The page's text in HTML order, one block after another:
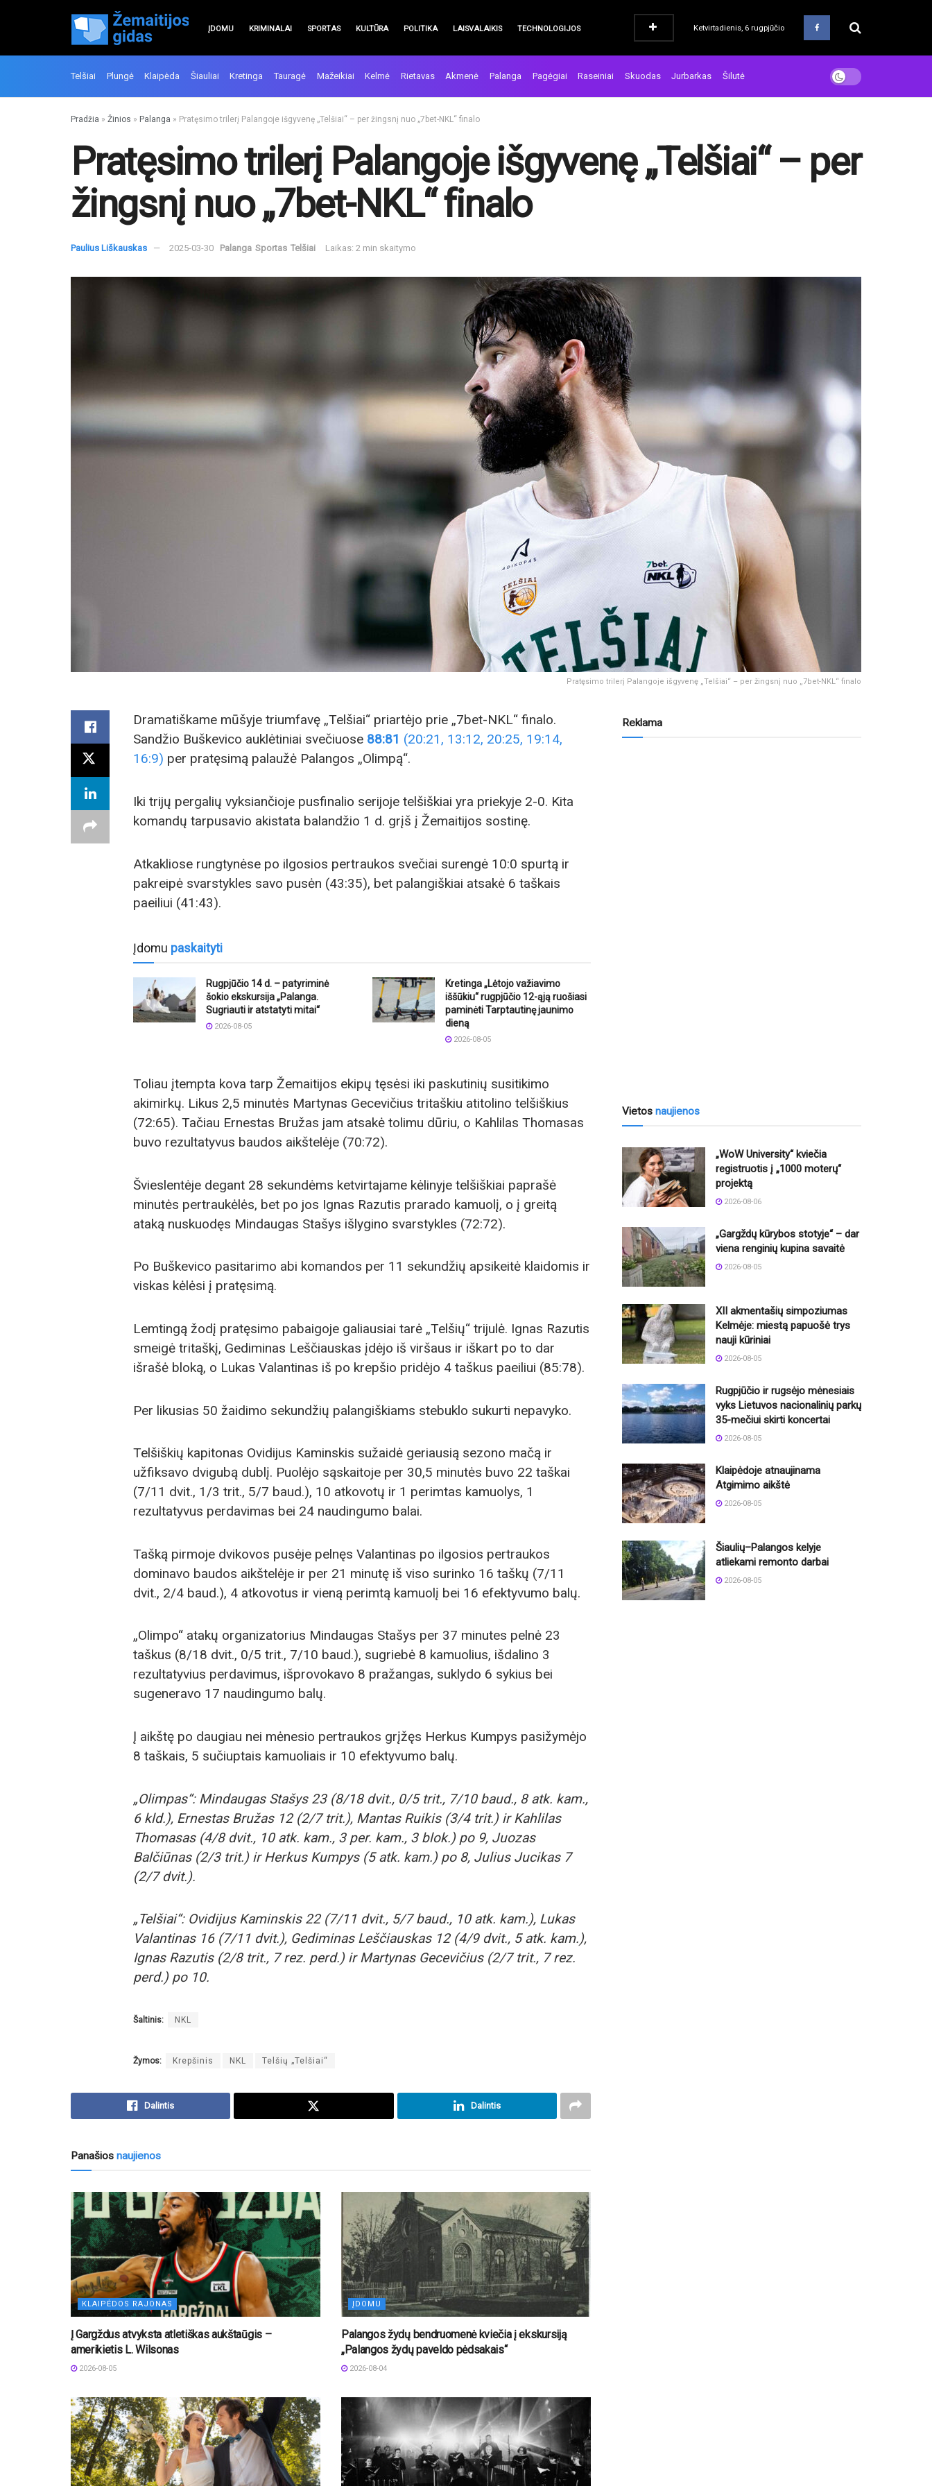
ĮDOMU KRIMINALAI SPORTAS KULTŪRA POLITIKA LAISVALAIKIS TECHNOLOGIJOS Ketvirtadienis, 6 rugpjūčio
Telšiai Plungė Klaipėda Šiauliai Kretinga Tauragė Mažeikiai Kelmė Rietavas Akmenė Palanga Pagėgiai Raseiniai Skuodas Jurbarkas Šilutė
Pradžia » Žinios » Palanga » Pratęsimo trilerį Palangoje išgyvenę „Telšiai“ – per žingsnį nuo „7bet-NKL“ finalo
Pratęsimo trilerį Palangoje išgyvenę „Telšiai“ – per
žingsnį nuo „7bet-NKL“ finalo
Paulius Liškauskas 2025-03-30 Palanga Sportas Telšiai Laikas: 2 min skaitymo
Pratęsimo trilerį Palangoje išgyvenę „Telšiai“ – per žingsnį nuo „7bet-NKL“ finalo
Dramatiškame mūšyje triumfavę „Telšiai“ priartėjo prie „7bet-NKL“ finalo.
Sandžio Buškevico auklėtiniai svečiuose 88:81 (20:21, 13:12, 20:25, 19:14,
16:9) per pratęsimą palaužė Palangos „Olimpą“.
Iki trijų pergalių vyksiančioje pusfinalio serijoje telšiškiai yra priekyje 2-0. Kita
komandų tarpusavio akistata balandžio 1 d. grįš į Žemaitijos sostinę.
Atkakliose rungtynėse po ilgosios pertraukos svečiai surengė 10:0 spurtą ir
pakreipė svarstykles savo pusėn (43:35), bet palangiškiai atsakė 6 taškais
paeiliui (41:43).
Įdomu paskaityti
Rugpjūčio 14 d. – patyriminė
šokio ekskursija „Palanga.
Sugriauti ir atstatyti mitai“
2026-08-05
Kretinga „Lėtojo važiavimo
iššūkiu“ rugpjūčio 12-ąją ruošiasi
paminėti Tarptautinę jaunimo
dieną
2026-08-05
Toliau įtempta kova tarp Žemaitijos ekipų tęsėsi iki paskutinių susitikimo
akimirkų. Likus 2,5 minutės Martynas Gecevičius tritaškiu atitolino telšiškius
(72:65). Tačiau Ernestas Bružas jam atsakė tolimu dūriu, o Kahlilas Thomasas
buvo rezultatyvus baudos aikštelėje (70:72).
Švieslentėje degant 28 sekundėms ketvirtajame kėlinyje telšiškiai paprašė
minutės pertraukėlės, bet po jos Ignas Razutis prarado kamuolį, o į greitą
ataką nuskuodęs Mindaugas Stašys išlygino svarstykles (72:72).
Po Buškevico pasitarimo abi komandos per 11 sekundžių apsikeitė klaidomis ir
viskas kėlėsi į pratęsimą.
Lemtingą žodį pratęsimo pabaigoje galiausiai tarė „Telšių“ trijulė. Ignas Razutis
smeigė tritaškį, Gediminas Leščiauskas įdėjo iš viršaus ir iškart po to dar
išrašė bloką, o Lukas Valantinas iš po krepšio pridėjo 4 taškus paeiliui (85:78).
Per likusias 50 žaidimo sekundžių palangiškiams stebuklo sukurti nepavyko.
Telšiškių kapitonas Ovidijus Kaminskis sužaidė geriausią sezono mačą ir
užfiksavo dvigubą dublį. Puolėjo sąskaitoje per 30,5 minutės buvo 22 taškai
(7/11 dvit., 1/3 trit., 5/7 baud.), 10 atkovotų ir 1 perimtas kamuolys, 1
rezultatyvus perdavimas bei 24 naudingumo balai.
Tašką pirmoje dvikovos pusėje pelnęs Valantinas po ilgosios pertraukos
dominavo baudos aikštelėje ir per 21 minutę iš viso surinko 16 taškų (7/11
dvit., 2/4 baud.), 4 atkovotus ir vieną perimtą kamuolį bei 16 efektyvumo balų.
„Olimpo“ atakų organizatorius Mindaugas Stašys per 37 minutes pelnė 23
taškus (8/18 dvit., 0/5 trit., 7/10 baud.), sugriebė 8 kamuolius, išdalino 3
rezultatyvius perdavimus, išprovokavo 8 pražangas, suklydo 6 sykius bei
sugeneravo 17 naudingumo balų.
Į aikštę po daugiau nei mėnesio pertraukos grįžęs Herkus Kumpys pasižymėjo
8 taškais, 5 sučiuptais kamuoliais ir 10 efektyvumo balų.
„Olimpas“: Mindaugas Stašys 23 (8/18 dvit., 0/5 trit., 7/10 baud., 8 atk. kam.,
6 kld.), Ernestas Bružas 12 (2/7 trit.), Mantas Ruikis (3/4 trit.) ir Kahlilas
Thomasas (4/8 dvit., 10 atk. kam., 3 per. kam., 3 blok.) po 9, Juozas
Balčiūnas (2/3 trit.) ir Herkus Kumpys (5 atk. kam.) po 8, Julius Jucikas 7
(2/7 dvit.).
„Telšiai“: Ovidijus Kaminskis 22 (7/11 dvit., 5/7 baud., 10 atk. kam.), Lukas
Valantinas 16 (7/11 dvit.), Gediminas Leščiauskas 12 (4/9 dvit., 5 atk. kam.),
Ignas Razutis (2/8 trit., 7 rez. perd.) ir Martynas Gecevičius (2/7 trit., 7 rez.
perd.) po 10.
Šaltinis: NKL
Žymos: Krepšinis NKL Telšių „Telšiai“
Dalintis Dalintis
Panašios naujienos
KLAIPĖDOS RAJONAS
Į Gargždus atvyksta atletiškas aukštaūgis –
amerikietis L. Wilsonas
2026-08-05
ĮDOMU
Palangos žydų bendruomenė kviečia į ekskursiją
„Palangos žydų paveldo pėdsakais“
2026-08-04
Reklama
Vietos naujienos
„WoW University“ kviečia
registruotis į „1000 moterų“
projektą
2026-08-06
„Gargždų kūrybos stotyje“ – dar
viena renginių kupina savaitė
2026-08-05
XII akmentašių simpoziumas
Kelmėje: miestą papuošė trys
nauji kūriniai
2026-08-05
Rugpjūčio ir rugsėjo mėnesiais
vyks Lietuvos nacionalinių parkų
35-mečiui skirti koncertai
2026-08-05
Klaipėdoje atnaujinama
Atgimimo aikštė
2026-08-05
Šiaulių–Palangos kelyje
atliekami remonto darbai
2026-08-05